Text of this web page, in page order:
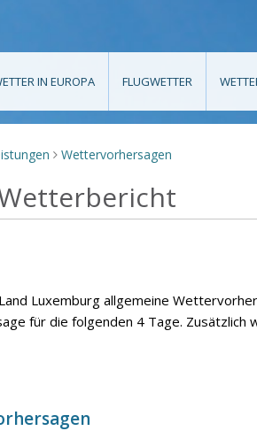
IN EUROPA FLUGWETTER
> Wettervorhersagen
Luxemburg allgemeine
für die folgenden 4 Tage.